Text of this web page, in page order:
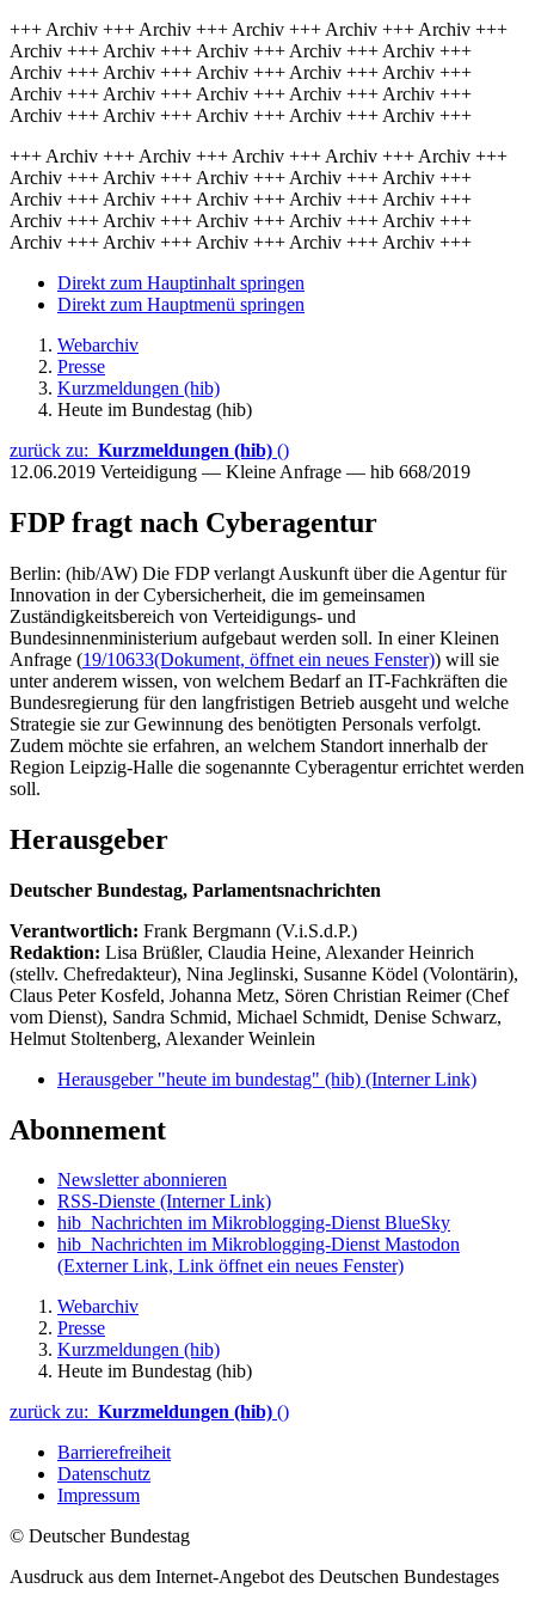
+++ Archiv +++ Archiv +++ Archiv +++ Archiv +++ Archiv +++
Archiv +++ Archiv +++ Archiv +++ Archiv +++ Archiv +++
Archiv +++ Archiv +++ Archiv +++ Archiv +++ Archiv +++
Archiv +++ Archiv +++ Archiv +++ Archiv +++ Archiv +++
Archiv +++ Archiv +++ Archiv +++ Archiv +++ Archiv +++
+++ Archiv +++ Archiv +++ Archiv +++ Archiv +++ Archiv +++
Archiv +++ Archiv +++ Archiv +++ Archiv +++ Archiv +++
Archiv +++ Archiv +++ Archiv +++ Archiv +++ Archiv +++
Archiv +++ Archiv +++ Archiv +++ Archiv +++ Archiv +++
Archiv +++ Archiv +++ Archiv +++ Archiv +++ Archiv +++
Direkt zum Hauptinhalt springen
Direkt zum Hauptmenü springen
Webarchiv
Presse
Kurzmeldungen (hib)
Heute im Bundestag (hib)
zurück zu: Kurzmeldungen (hib) ()
12.06.2019 Verteidigung — Kleine Anfrage — hib 668/2019
FDP fragt nach Cyberagentur
Berlin: (hib/AW) Die FDP verlangt Auskunft über die Agentur für
Innovation in der Cybersicherheit, die im gemeinsamen
Zuständigkeitsbereich von Verteidigungs- und
Bundesinnenministerium aufgebaut werden soll. In einer Kleinen
Anfrage (19/10633(Dokument, öffnet ein neues Fenster)) will sie
unter anderem wissen, von welchem Bedarf an IT-Fachkräften die
Bundesregierung für den langfristigen Betrieb ausgeht und welche
Strategie sie zur Gewinnung des benötigten Personals verfolgt.
Zudem möchte sie erfahren, an welchem Standort innerhalb der
Region Leipzig-Halle die sogenannte Cyberagentur errichtet werden
soll.
Herausgeber
Deutscher Bundestag, Parlamentsnachrichten
Verantwortlich: Frank Bergmann (V.i.S.d.P.)
Redaktion: Lisa Brüßler, Claudia Heine, Alexander Heinrich
(stellv. Chefredakteur), Nina Jeglinski, Susanne Ködel (Volontärin),
Claus Peter Kosfeld, Johanna Metz, Sören Christian Reimer (Chef
vom Dienst), Sandra Schmid, Michael Schmidt, Denise Schwarz,
Helmut Stoltenberg, Alexander Weinlein
Herausgeber "heute im bundestag" (hib) (Interner Link)
Abonnement
Newsletter abonnieren
RSS-Dienste (Interner Link)
hib_Nachrichten im Mikroblogging-Dienst BlueSky
hib_Nachrichten im Mikroblogging-Dienst Mastodon
(Externer Link, Link öffnet ein neues Fenster)
Webarchiv
Presse
Kurzmeldungen (hib)
Heute im Bundestag (hib)
zurück zu: Kurzmeldungen (hib) ()
Barrierefreiheit
Datenschutz
Impressum
© Deutscher Bundestag
Ausdruck aus dem Internet-Angebot des Deutschen Bundestages